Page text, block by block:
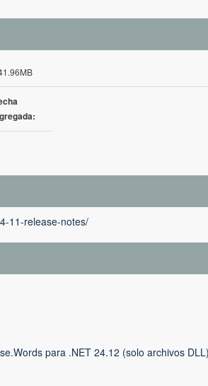
11-release-notes/
para .NET 24.12 (solo archivos DLL)